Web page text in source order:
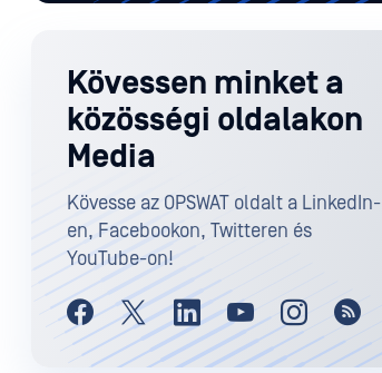
Kövessen minket a
közösségi oldalakon
Media
Kövesse az OPSWAT oldalt a LinkedIn-
en, Facebookon, Twitteren és
YouTube-on!